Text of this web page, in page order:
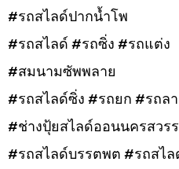
#รถสไลด์ปากน้ำโพ
#รถสไลด์ #รถซิ่ง #รถแต่ง
#สมนามซัพพลาย
#รถสไลด์ซิ่ง #รถยก #รถล
#ช่างปุ้ยสไลด์ออนนครสวร
#รถสไลด์บรรตพต #รถสไล